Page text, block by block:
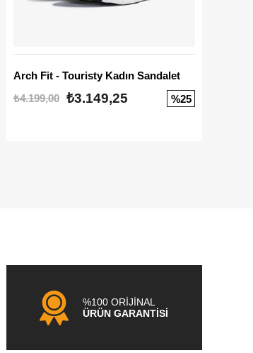
Arch Fit - Touristy Kadın Sandalet
₺4.199,00
₺3.149,25 %25
%100 ORİJİNAL
ÜRÜN GARANTİSİ